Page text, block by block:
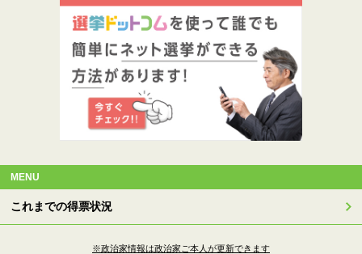
MENU
これまでの得票状況
※政治家情報は政治家ご本人が更新できます